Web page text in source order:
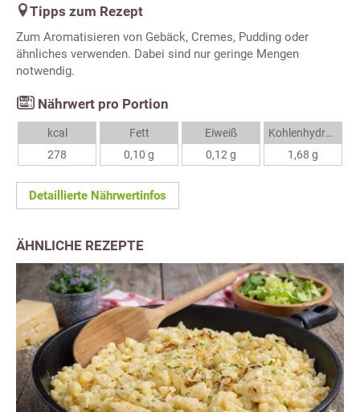
Tipps zum Rezept
Zum Aromatisieren von Gebäck, Cremes, Pudding oder
ähnliches verwenden. Dabei sind nur geringe Mengen
notwendig.
Nährwert pro Portion
kcal
278
Fett
0,10 g
Eiweiß
0,12 g
Kohlenhydrate
1,68 g
Detaillierte Nährwertinfos
ÄHNLICHE REZEPTE